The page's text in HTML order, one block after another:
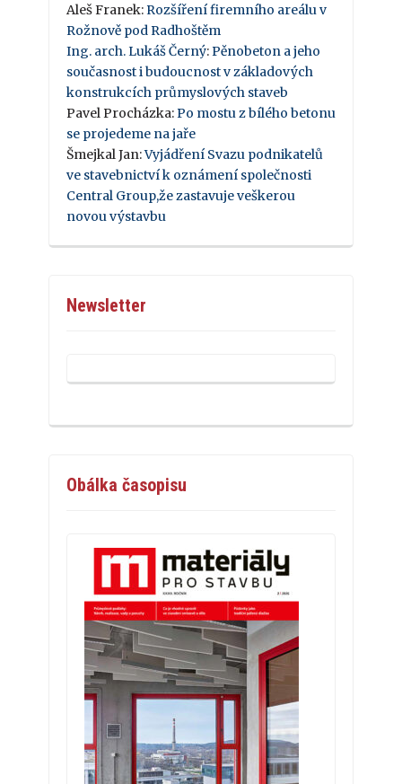
Aleš Franek:Rozšíření firemního areálu v
Rožnově pod Radhoštěm
Ing. arch. Lukáš Černý:Pěnobeton a jeho
současnost i budoucnost v základových
konstrukcích průmyslových staveb
Pavel Procházka:Po mostu z bílého betonu
se projedeme na jaře
Šmejkal Jan:Vyjádření Svazu podnikatelů
ve stavebnictví k oznámení společnosti
Central Group,že zastavuje veškerou
novou výstavbu
Newsletter
Obálka časopisu